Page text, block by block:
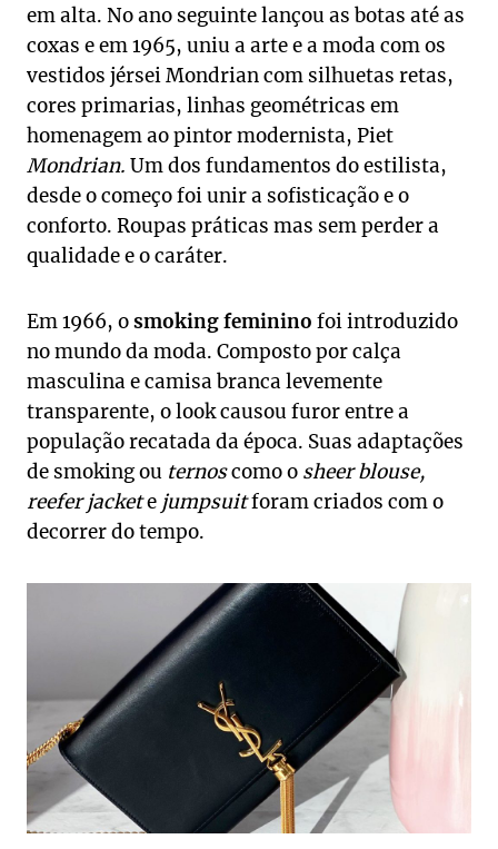
em alta. No ano seguinte lançou as botas até as
coxas e em 1965, uniu a arte e a moda com os
vestidos jérsei Mondrian com silhuetas retas,
cores primarias, linhas geométricas em
homenagem ao pintor modernista, Piet
Mondrian. Um dos fundamentos do estilista,
desde o começo foi unir a sofisticação e o
conforto. Roupas práticas mas sem perder a
qualidade e o caráter.
Em 1966, osmoking feminino foi introduzido
no mundo da moda. Composto por calça
masculina e camisa branca levemente
transparente, o look causou furor entre a
população recatada da época. Suas adaptações
de smoking ou ternoscomo o sheer blouse,
reefer jackete jumpsuitforam criados com o
decorrer do tempo.